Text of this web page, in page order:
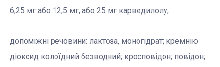
6,25 мг або 12,5 мг, або 25 мг карведилолу;
допоміжні речовини: лактоза, моногідрат; кремнію
діоксид колоїдний безводний; кросповідон; повідон;